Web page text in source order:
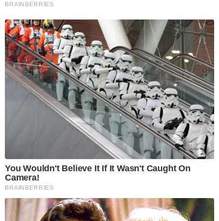
BRAINBERRIES
You Wouldn't Believe It If It Wasn't Caught On
Camera!
BRAINBERRIES